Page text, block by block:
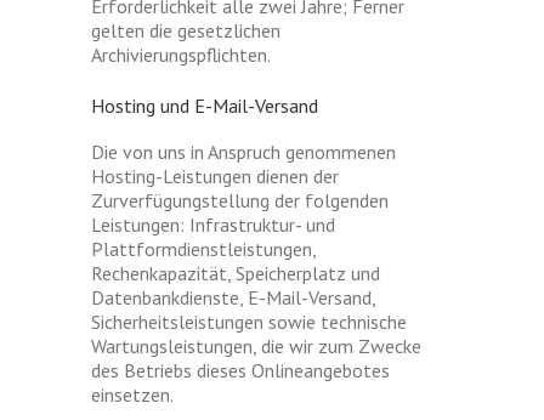
Erforderlichkeit alle zwei Jahre; Ferner
gelten die gesetzlichen
Archivierungspflichten.
Hosting und E-Mail-Versand
Die von uns in Anspruch genommenen
Hosting-Leistungen dienen der
Zurverfügungstellung der folgenden
Leistungen: Infrastruktur- und
Plattformdienstleistungen,
Rechenkapazität, Speicherplatz und
Datenbankdienste, E-Mail-Versand,
Sicherheitsleistungen sowie technische
Wartungsleistungen, die wir zum Zwecke
des Betriebs dieses Onlineangebotes
einsetzen.